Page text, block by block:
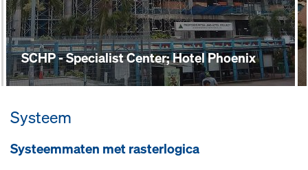
SCHP - Specialist Center; Hotel Phoenix
Systeem
Systeemmaten met rasterlogica